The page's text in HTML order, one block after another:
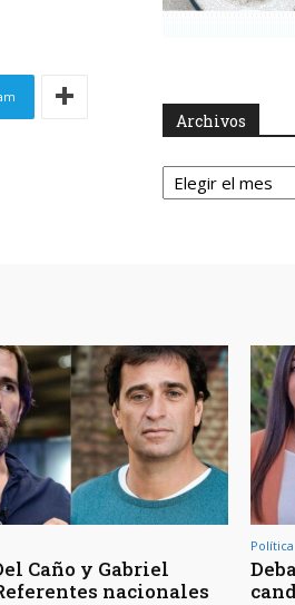
Archivos
Archivos
Caño y Gabriel
nacionales
Política